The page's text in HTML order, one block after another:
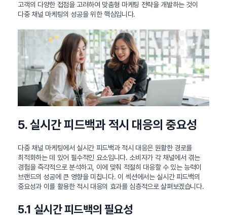
고객의 다양한 접점을 고려하여 맞춤형 마케팅 전략을 개발하는 것이
다중 채널 마케팅의 성공을 위한 핵심입니다.
5. 실시간 피드백과 적시 대응의 중요성
다중 채널 마케팅에서 실시간 피드백과 적시 대응은 원활한 경로를
최적화하는 데 있어 필수적인 요소입니다. 소비자가 각 채널에서 겪는
경험을 즉각적으로 분석하고, 이에 맞춰 적절히 대응할 수 있는 능력이
브랜드의 성공에 큰 영향을 미칩니다. 이 섹션에서는 실시간 피드백의
중요성과 이를 활용한 적시 대응의 효과를 심층적으로 살펴보겠습니다.
5.1 실시간 피드백의 필요성